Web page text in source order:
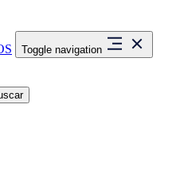
Toggle navigation